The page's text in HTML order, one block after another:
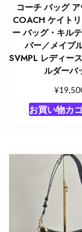
コーチ バッグ
COACH ケイト
ー バッグ・キル
バー／メイプ
SVMPL レディー
ルダーバ
¥
お買い物カ